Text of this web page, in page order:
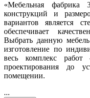
«Мебельная фабрика
конструкций и
вариантов является
обеспечивает
Выбрать данную
изготовление по
весь комплекс
проектирования до
помещении.
...